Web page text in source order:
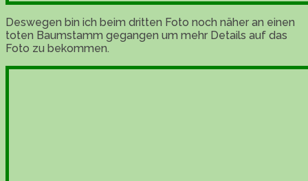
Deswegen bin ich beim dritten Foto noch näher an einen
toten Baumstamm gegangen um mehr Details auf das
Foto zu bekommen.